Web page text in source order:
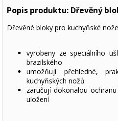
Popis produktu: Dřevěný
Dřevěné bloky pro kuchyňské nože
vyrobeny ze speciálního
brazilského
umožňují přehledné,
kuchyňských nožů
zaručují dokonalou
uložení